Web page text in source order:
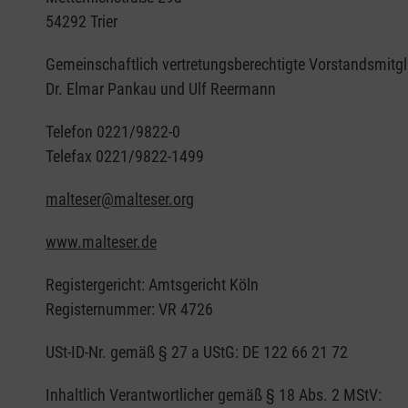
54292 Trier
Gemeinschaftlich vertretungsberechtigte
Dr. Elmar Pankau und Ulf Reermann
Telefon 0221/9822-0
Telefax 0221/9822-1499
malteser@malteser.org
www.malteser.de
Registergericht: Amtsgericht Köln
Registernummer: VR 4726
USt-ID-Nr. gemäß § 27 a UStG: DE 122 66 21 72
Inhaltlich Verantwortlicher gemäß § 18 Abs. 2 MStV: